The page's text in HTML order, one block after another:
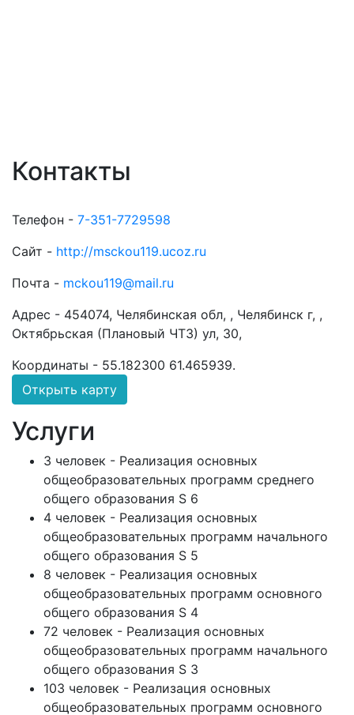
Контакты
Телефон - 7-351-7729598
Сайт - http://msckou119.ucoz.ru
Почта - mckou119@mail.ru
Адрес - 454074, Челябинская обл, , Челябинск г, ,
Октябрьская (Плановый ЧТЗ) ул, 30,
Координаты - 55.182300 61.465939.
Открыть карту
Услуги
3 человек - Реализация основных
общеобразовательных программ среднего
общего образования S 6
4 человек - Реализация основных
общеобразовательных программ начального
общего образования S 5
8 человек - Реализация основных
общеобразовательных программ основного
общего образования S 4
72 человек - Реализация основных
общеобразовательных программ начального
общего образования S 3
103 человек - Реализация основных
общеобразовательных программ основного